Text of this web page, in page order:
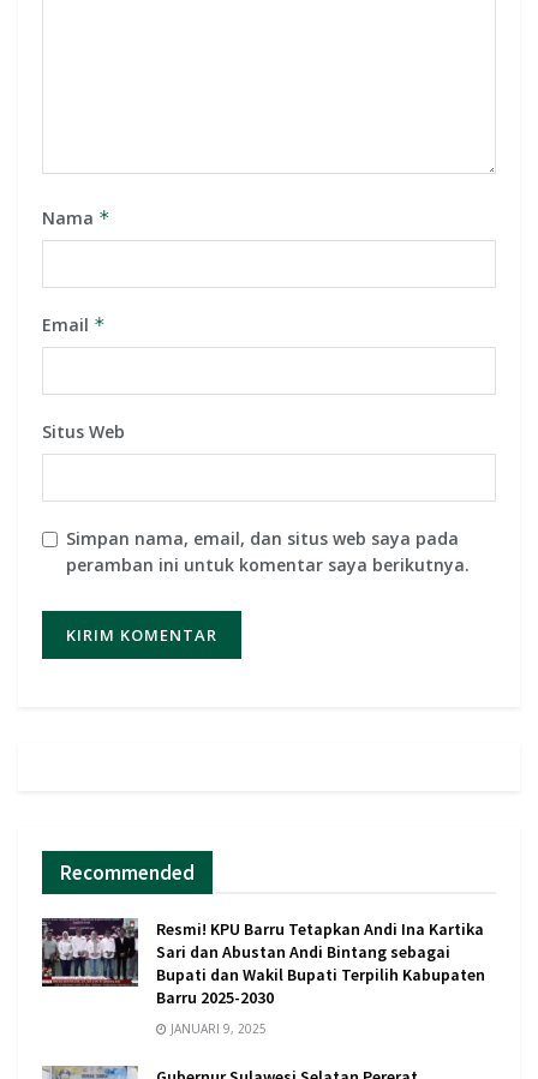
Nama *
Email *
Situs Web
Simpan nama, email, dan situs web saya pada
peramban ini untuk komentar saya berikutnya.
Recommended
Resmi! KPU Barru Tetapkan Andi Ina Kartika
Sari dan Abustan Andi Bintang sebagai
Bupati dan Wakil Bupati Terpilih Kabupaten
Barru 2025-2030
JANUARI 9, 2025